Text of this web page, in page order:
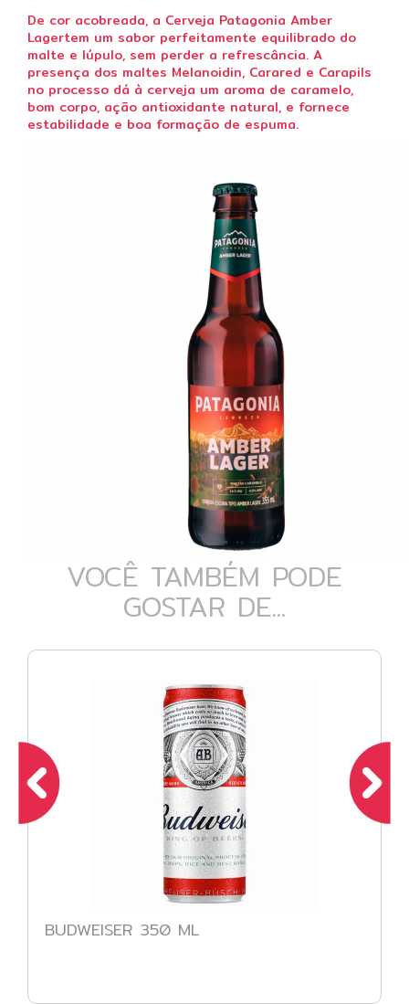
De cor acobreada, a Cerveja Patagonia Amber
Lagertem um sabor perfeitamente equilibrado do
malte e lúpulo, sem perder a refrescância. A
presença dos maltes Melanoidin, Carared e Carapils
no processo dá à cerveja um aroma de caramelo,
bom corpo, ação antioxidante natural, e fornece
estabilidade e boa formação de espuma.
VOCÊ TAMBÉM PODE
GOSTAR DE...
BUDWEISER 350 ML